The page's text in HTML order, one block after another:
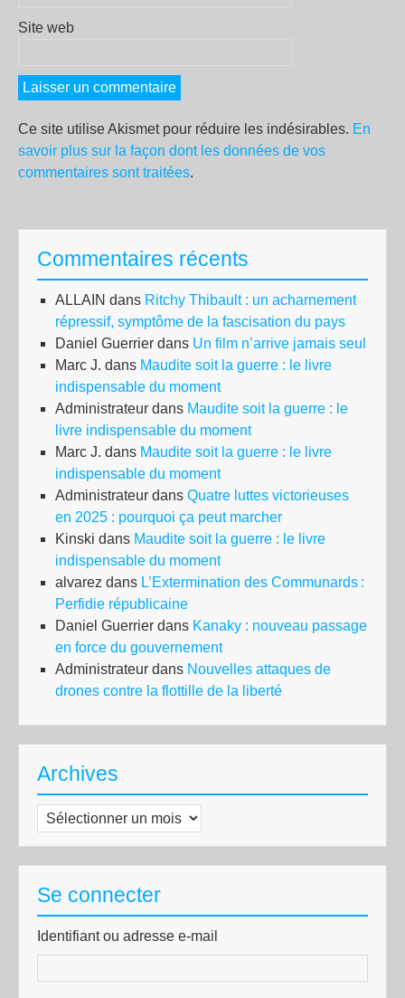
Site web
Ce site utilise Akismet pour réduire les indésirables. En
savoir plus sur la façon dont les données de vos
commentaires sont traitées.
Commentaires récents
ALLAIN dans Ritchy Thibault : un acharnement
répressif, symptôme de la fascisation du pays
Daniel Guerrier dans Un film n’arrive jamais seul
Marc J. dans Maudite soit la guerre : le livre
indispensable du moment
Administrateur dans Maudite soit la guerre : le
livre indispensable du moment
Marc J. dans Maudite soit la guerre : le livre
indispensable du moment
Administrateur dans Quatre luttes victorieuses
en 2025 : pourquoi ça peut marcher
Kinski dans Maudite soit la guerre : le livre
indispensable du moment
alvarez dans L’Extermination des Communards :
Perfidie républicaine
Daniel Guerrier dans Kanaky : nouveau passage
en force du gouvernement
Administrateur dans Nouvelles attaques de
drones contre la flottille de la liberté
Archives
Archives
Se connecter
Identifiant ou adresse e-mail